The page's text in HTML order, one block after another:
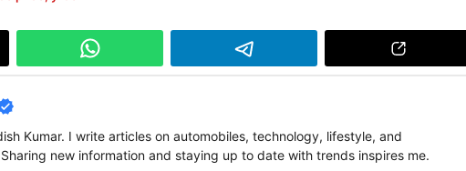
Kumar. I write articles on automobiles, technology, lifestyle, and
new information and staying up to date with trends inspires me.